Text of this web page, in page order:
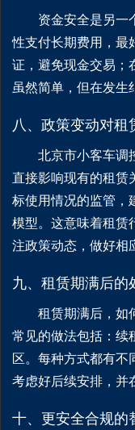
资金安全是另一
性支付长期费用，最
证，避免现金交易；
虽然简单，但在发生
八、政策变动对租
北京市小客车调
直接影响现有的租赁
标使用情况的监管，
模型。这意味着租赁
注政策动态，做好相
九、租赁期满后的
租赁期满后，如
常见的做法包括：续
区。每种方式都有不
考虑好后续安排，并
十、更安全合规的